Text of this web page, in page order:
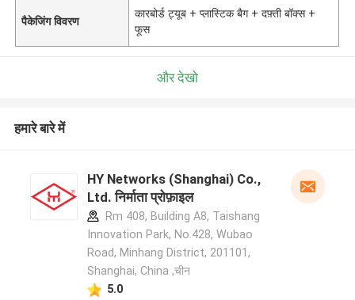
पैकेजिंग विवरण
कारबोर्ड ट्यूब + प्लास्टिक बैग + दफ़्ती बॉक्स +
फूस
और देखो
हमारे बारे में
HY Networks (Shanghai) Co.,
Ltd. निर्माता प्रोफ़ाइल
Rm 408, Building A8, Taishang
Innovation Park, No.428, Wubao
Road, Minhang District, 201101,
Shanghai, China ,चीन
5.0